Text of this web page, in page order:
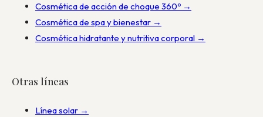
Cosmética de acción de choque 360º →
Cosmética de spa y bienestar →
Cosmética hidratante y nutritiva corporal →
Otras líneas
Línea solar →